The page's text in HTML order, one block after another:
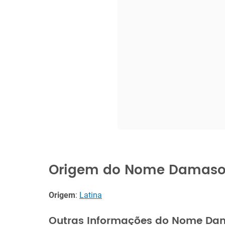
Origem do Nome Damaso
Origem: Latina
Outras Informações do Nome